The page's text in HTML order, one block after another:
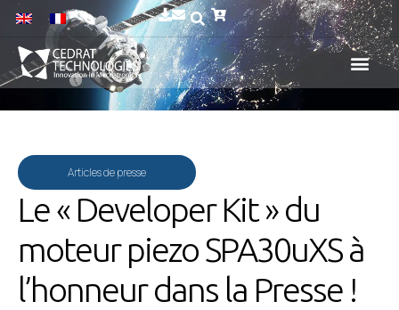
Articles de presse
Le « Developer Kit » du
moteur piezo SPA30uXS à
l’honneur dans la Presse !